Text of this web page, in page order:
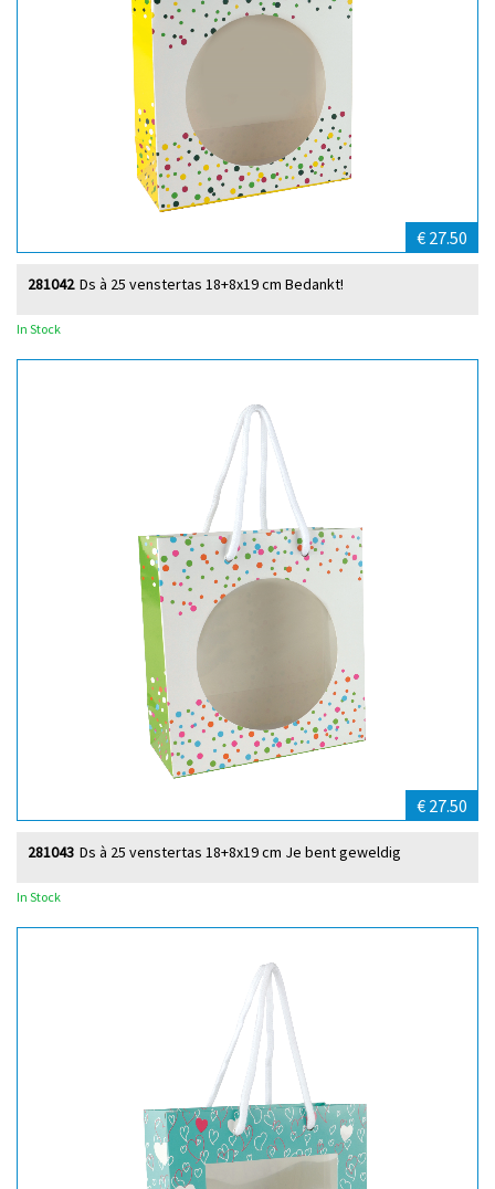
€ 27.50
Ds à 25 venstertas 18+8x19 cm Bedankt!
281042
In Stock
€ 27.50
Ds à 25 venstertas 18+8x19 cm Je bent geweldig
281043
In Stock